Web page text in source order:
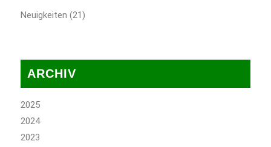
Neuigkeiten (21)
ARCHIV
2025
2024
2023